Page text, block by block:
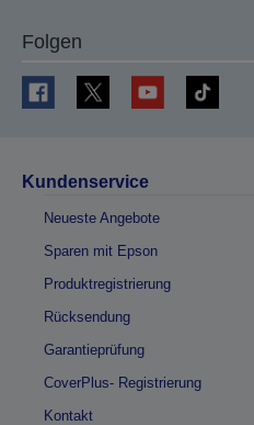
Folgen
Kundenservice
Neueste Angebote
Sparen mit Epson
Produktregistrierung
Rücksendung
Garantieprüfung
CoverPlus- Registrierung
Kontakt